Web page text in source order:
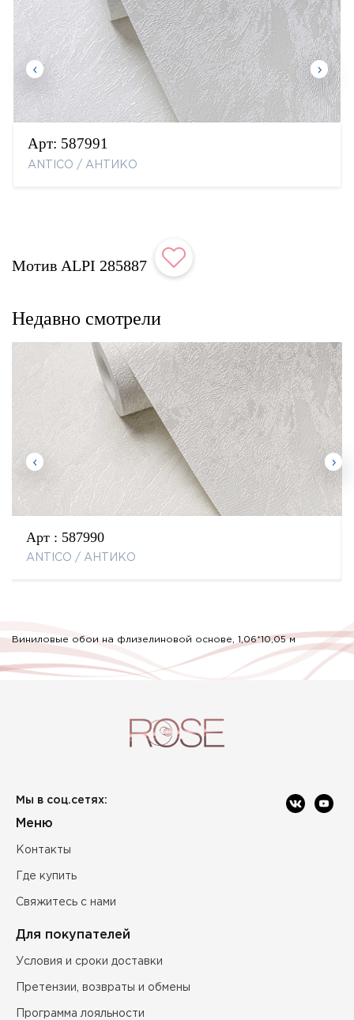
Арт: 587991
ANTICO / АНТИКО
Мотив ALPI 285887
Недавно смотрели
Арт : 587990
ANTICO / АНТИКО
Виниловые обои на флизелиновой основе, 1,06*10,05 м
Мы в соц.сетях:
Меню
Контакты
Где купить
Свяжитесь с нами
Для покупателей
Условия и сроки доставки
Претензии, возвраты и обмены
Программа лояльности